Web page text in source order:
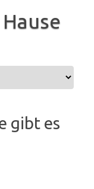
gibt es